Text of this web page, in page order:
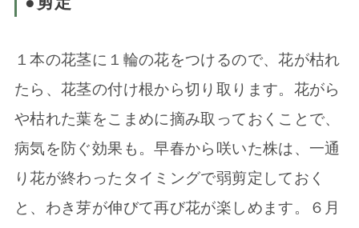
１本の花茎に１輪の花をつけるので、花が枯れ
たら、花茎の付け根から切り取ります。花がら
や枯れた葉をこまめに摘み取っておくことで、
病気を防ぐ効果も。早春から咲いた株は、一通
り花が終わったタイミングで弱剪定しておく
と、わき芽が伸びて再び花が楽しめます。６月